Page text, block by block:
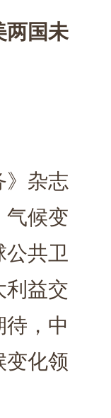
两国未
》杂志
气候变
共卫
利益交
，中
变化领